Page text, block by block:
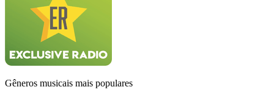
Gêneros musicais mais populares